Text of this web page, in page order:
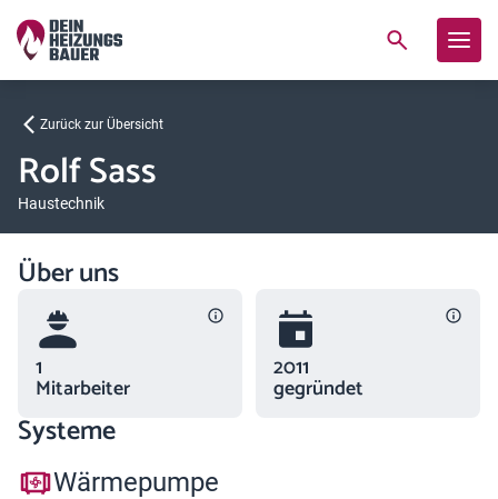
Zurück zur Übersicht
Rolf Sass
Haustechnik
Über uns
1
Mitarbeiter
2011
gegründet
Systeme
Wärmepumpe